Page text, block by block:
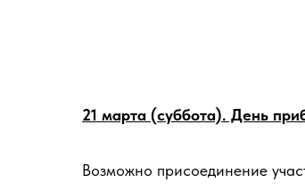
21 марта (суббота). День
Возможно присоединение